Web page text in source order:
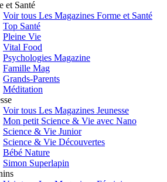
et Santé
Voir tous Les Magazines Forme et Santé
Top Santé
Pleine Vie
Vital Food
Psychologies Magazine
Famille Mag
Grands-Parents
Méditation
Voir tous Les Magazines Jeunesse
Mon petit Science & Vie avec Nano
Science & Vie Junior
Science & Vie Découvertes
Bébé Nature
Simon Superlapin